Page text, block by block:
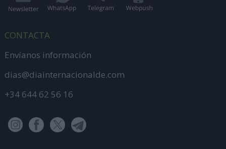
CONTACTA
Envíanos información
dias@diainternacionalde.com
+34 644 62 56 16